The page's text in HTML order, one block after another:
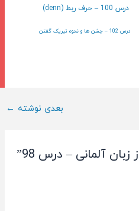
درس 100 – حرف ربط (denn)
درس 102 – جشن ها و نحوه تبریک گفتن
بعدی نوشته ←